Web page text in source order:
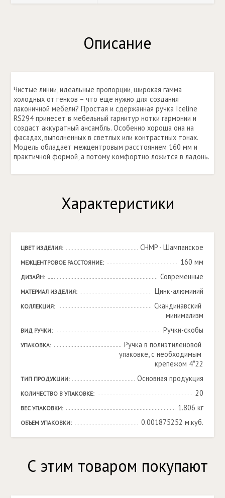
Описание
Чистые линии, идеальные пропорции, широкая гамма
холодных оттенков – что еще нужно для создания
лаконичной мебели? Простая и сдержанная ручка Iceline
RS294 принесет в мебельный гарнитур нотки гармонии и
создаст аккуратный ансамбль. Особенно хороша она на
фасадах, выполненных в светлых или контрастных тонах.
Модель обладает межцентровым расстоянием 160 мм и
практичной формой, а потому комфортно ложится в ладонь.
Характеристики
ЦВЕТ ИЗДЕЛИЯ: CHMP - Шампанское
МЕЖЦЕНТРОВОЕ РАССТОЯНИЕ: 160 мм
ДИЗАЙН: Современные
МАТЕРИАЛ ИЗДЕЛИЯ: Цинк-алюминий
КОЛЛЕКЦИЯ:
Скандинавский
минимализм
ВИД РУЧКИ: Ручки-скобы
УПАКОВКА:
Ручка в полиэтиленовой
упаковке, с необходимым
крепежом 4*22
ТИП ПРОДУКЦИИ: Основная продукция
КОЛИЧЕСТВО В УПАКОВКЕ: 20
ВЕС УПАКОВКИ: 1.806 кг
ОБЪЕМ УПАКОВКИ: 0.001875252 м.куб.
С этим товаром покупают